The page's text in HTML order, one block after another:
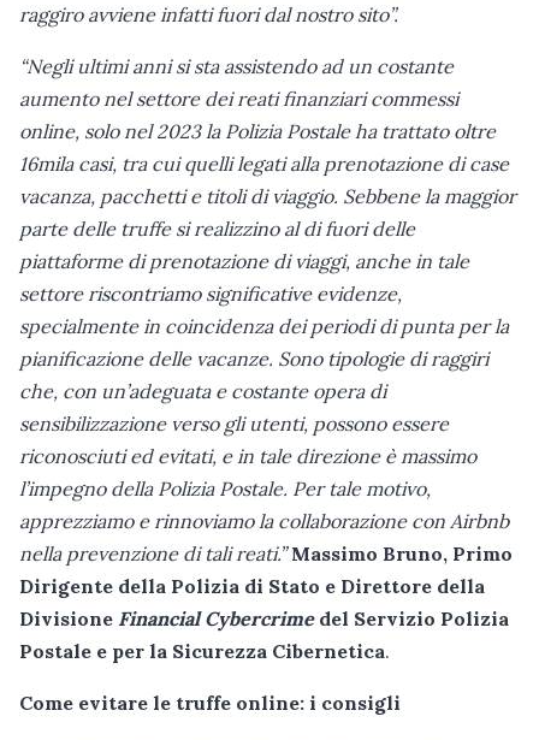
raggiro avviene infatti fuori dal nostro sito”.
“Negli ultimi anni si sta assistendo ad un costante
aumento nel settore dei reati finanziari commessi
online, solo nel 2023 la Polizia Postale ha trattato oltre
16mila casi, tra cui quelli legati alla prenotazione di case
vacanza, pacchetti e titoli di viaggio. Sebbene la maggior
parte delle truffe si realizzino al di fuori delle
piattaforme di prenotazione di viaggi, anche in tale
settore riscontriamo significative evidenze,
specialmente in coincidenza dei periodi di punta per la
pianificazione delle vacanze. Sono tipologie di raggiri
che, con un’adeguata e costante opera di
sensibilizzazione verso gli utenti, possono essere
riconosciuti ed evitati, e in tale direzione è massimo
l’impegno della Polizia Postale. Per tale motivo,
apprezziamo e rinnoviamo la collaborazione con Airbnb
nella prevenzione di tali reati.” Massimo Bruno, Primo
Dirigente della Polizia di Stato e Direttore della
Divisione Financial Cybercrimedel Servizio Polizia
Postale e per la Sicurezza Cibernetica.
Come evitare le truffe online: i consigli